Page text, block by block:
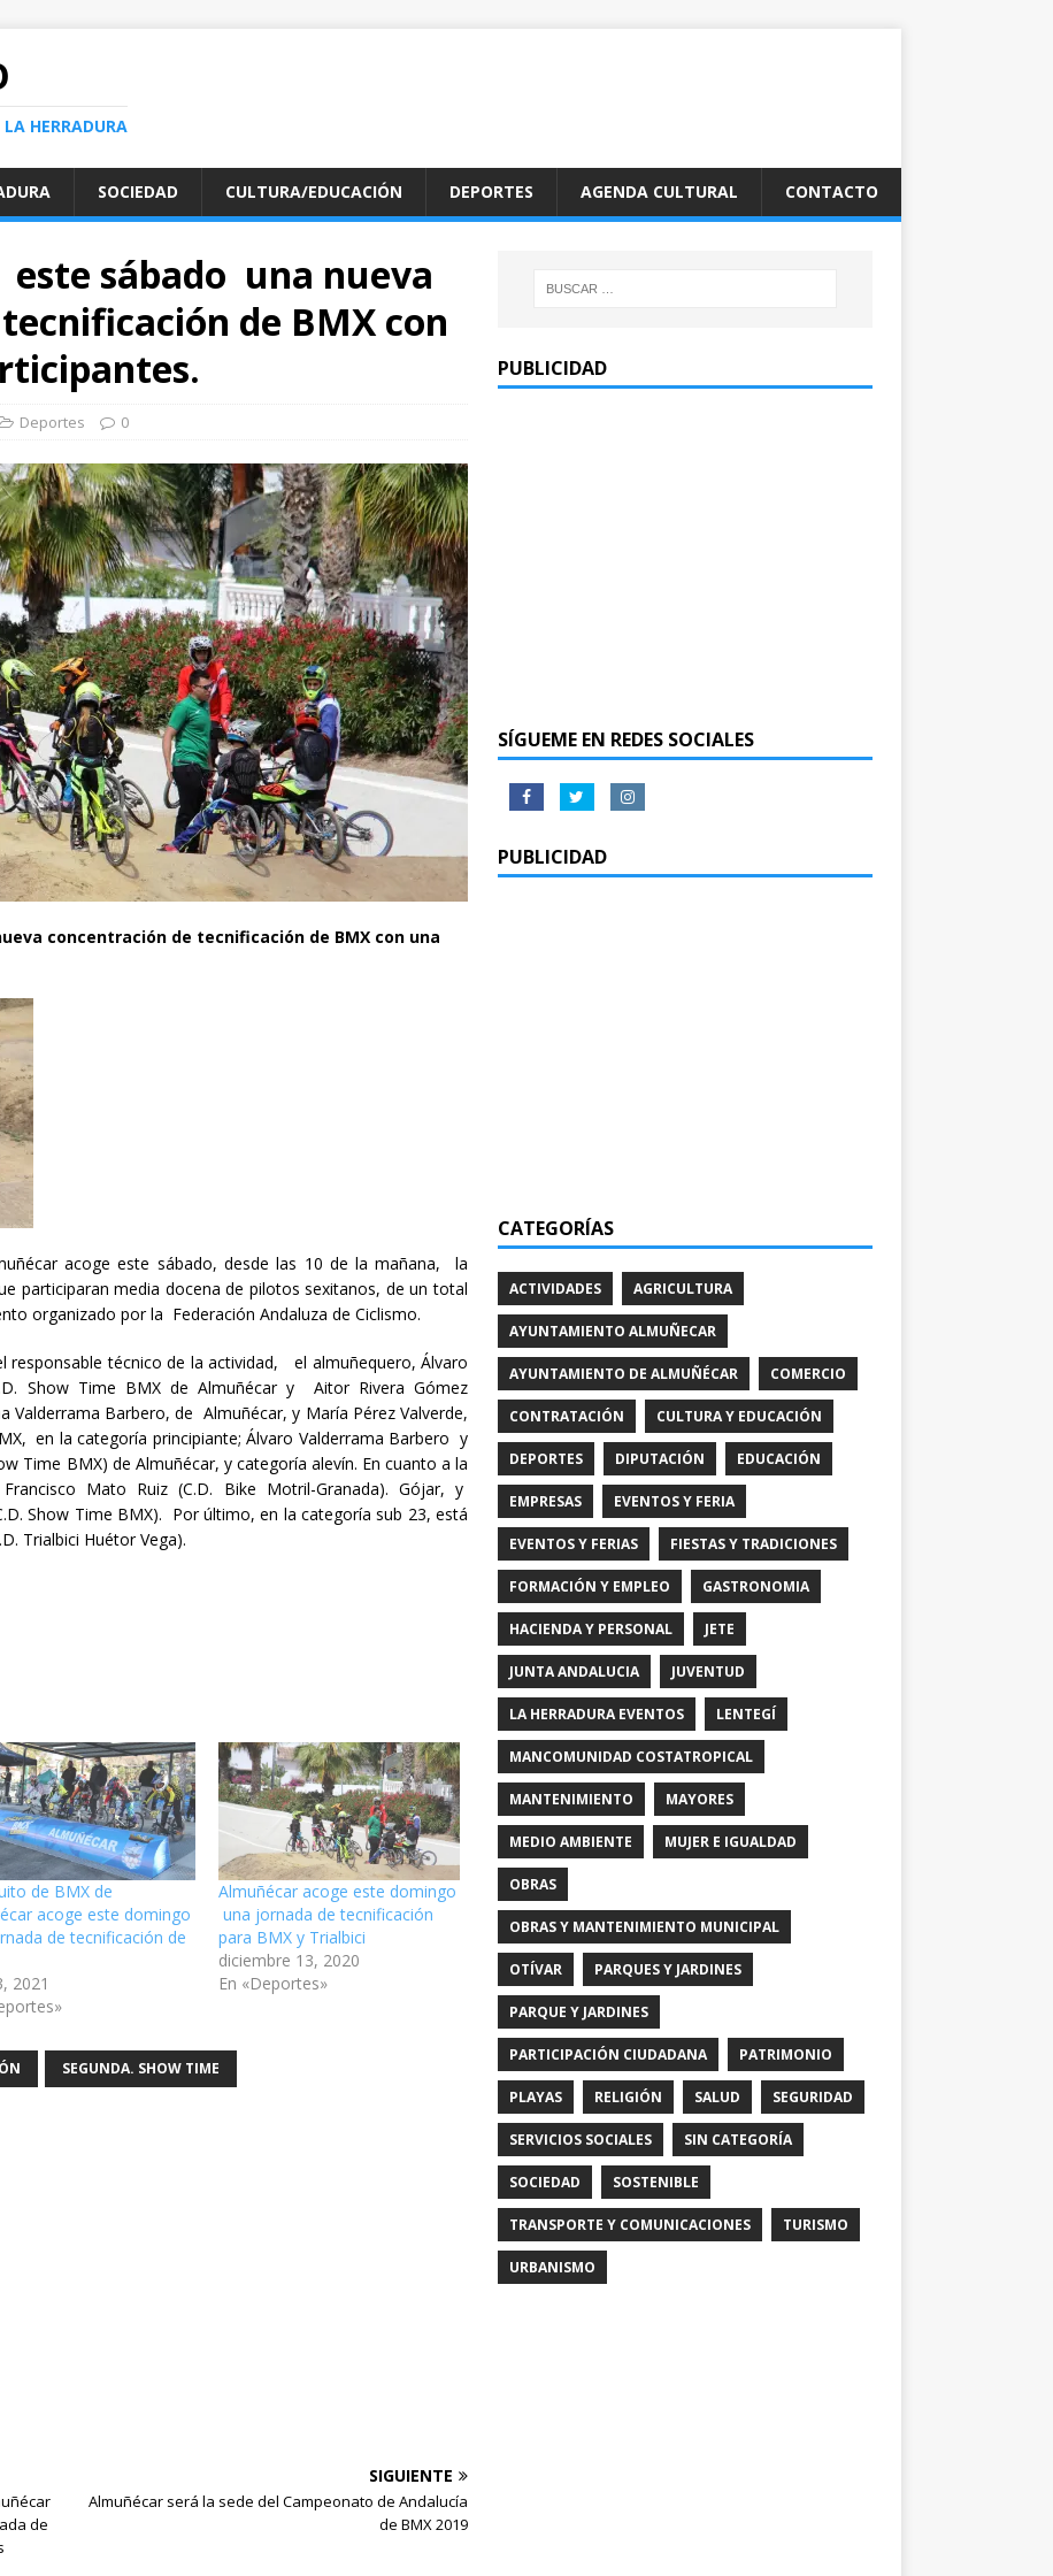
HERRADURA
SOCIEDAD CULTURA/EDUCACIÓN DEPORTES AGENDA CULTURAL CONTACTO
sábado una nueva
de BMX con
Deportes 0
concentración de tecnificación de BMX con una
acoge este sábado, desde las 10 de la mañana, la
participaran media docena de pilotos sexitanos, de un total
organizado por la Federación Andaluza de Ciclismo.
responsable técnico de la actividad, el almuñequero, Álvaro
Show Time BMX de Almuñécar y Aitor Rivera Gómez
Valderrama Barbero, de Almuñécar, y María Pérez Valverde,
en la categoría principiante; Álvaro Valderrama Barbero y
Time BMX) de Almuñécar, y categoría alevín. En cuanto a la
Mato Ruiz (C.D. Bike Motril-Granada). Gójar, y
Show Time BMX). Por último, en la categoría sub 23, está
Trialbici Huétor Vega).
de BMX de
acoge este domingo
de tecnificación de
2021
Almuñécar acoge este domingo
una jornada de tecnificación
para BMX y Trialbici
diciembre 13, 2020
En «Deportes»
SEGUNDA. SHOW TIME
de
SIGUIENTE
Almuñécar será la sede del Campeonato de Andalucía
de BMX 2019
PUBLICIDAD
SÍGUEME EN REDES SOCIALES
PUBLICIDAD
CATEGORÍAS
ACTIVIDADES AGRICULTURA
AYUNTAMIENTO ALMUÑECAR
AYUNTAMIENTO DE ALMUÑÉCAR COMERCIO
CONTRATACIÓN CULTURA Y EDUCACIÓN
DEPORTES DIPUTACIÓN EDUCACIÓN
EMPRESAS EVENTOS Y FERIA
EVENTOS Y FERIAS FIESTAS Y TRADICIONES
FORMACIÓN Y EMPLEO GASTRONOMIA
HACIENDA Y PERSONAL JETE
JUNTA ANDALUCIA JUVENTUD
LA HERRADURA EVENTOS LENTEGÍ
MANCOMUNIDAD COSTATROPICAL
MANTENIMIENTO MAYORES
MEDIO AMBIENTE MUJER E IGUALDAD
OBRAS
OBRAS Y MANTENIMIENTO MUNICIPAL
OTÍVAR PARQUES Y JARDINES
PARQUE Y JARDINES
PARTICIPACIÓN CIUDADANA PATRIMONIO
PLAYAS RELIGIÓN SALUD SEGURIDAD
SERVICIOS SOCIALES SIN CATEGORÍA
SOCIEDAD SOSTENIBLE
TRANSPORTE Y COMUNICACIONES TURISMO
URBANISMO